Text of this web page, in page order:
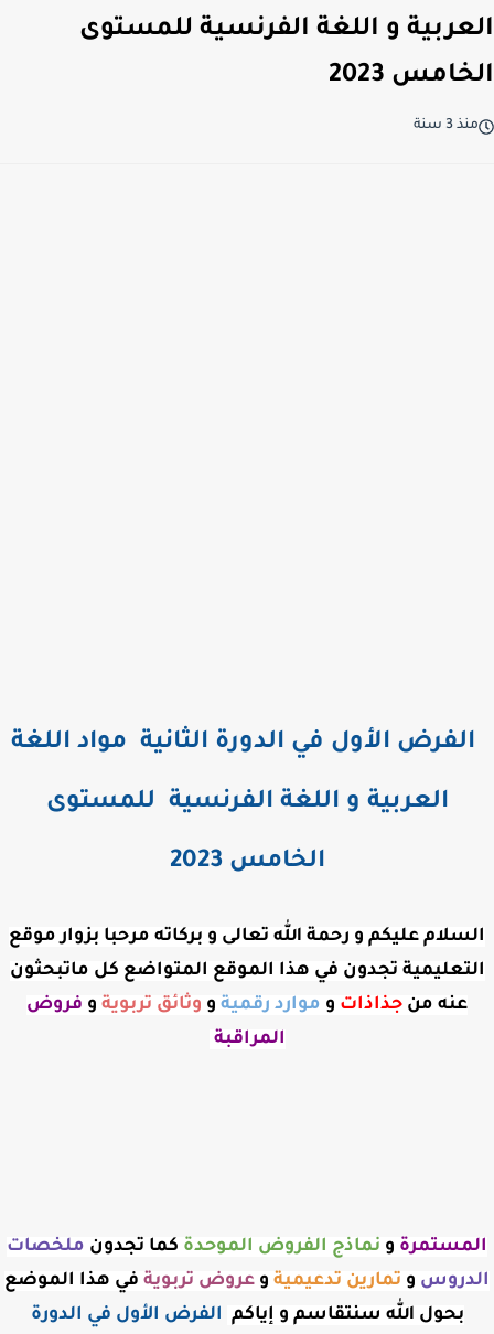
العربية و اللغة الفرنسية للمستوى
الخامس 2023
منذ 3 سنة
الفرض الأول في الدورة الثانية مواد اللغة
العربية و اللغة الفرنسية للمستوى
الخامس 2023
السلام عليكم و رحمة الله تعالى و بركاته مرحبا بزوار موقع
التعليمية تجدون في هذا الموقع المتواضع كل ماتبحثون
عنه من جذاذات و موارد رقمية و وثائق تربوية و فروض
المراقبة
المستمرة و نماذج الفروض الموحدة كما تجدون ملخصات
الدروس و تمارين تدعيمية و عروض تربوية في هذا الموضع
بحول الله سنتقاسم و إياكم الفرض الأول في الدورة